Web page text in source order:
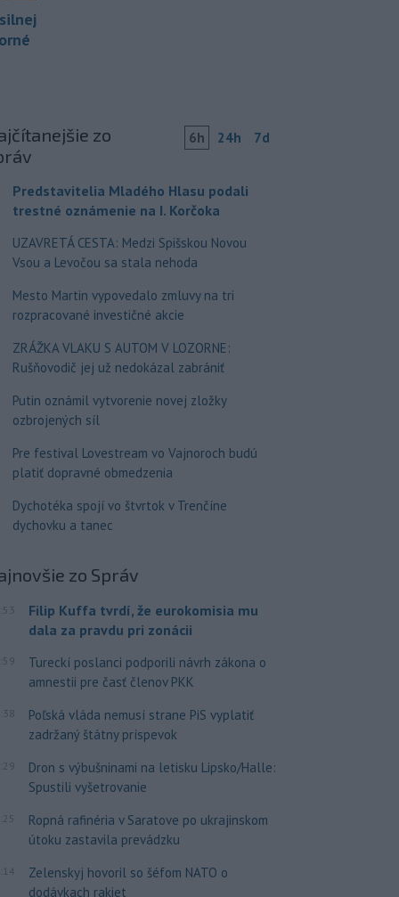
zo
6h 24h 7d
Predstavitelia Mladého Hlasu podali
trestné oznámenie na I. Korčoka
UZAVRETÁ CESTA: Medzi Spišskou Novou
Vsou a Levočou sa stala nehoda
Mesto Martin vypovedalo zmluvy na tri
rozpracované investičné akcie
ZRÁŽKA VLAKU S AUTOM V LOZORNE:
Rušňovodič jej už nedokázal zabrániť
Putin oznámil vytvorenie novej zložky
ozbrojených síl
Pre festival Lovestream vo Vajnoroch budú
platiť dopravné obmedzenia
Dychotéka spojí vo štvrtok v Trenčíne
dychovku a tanec
zo Správ
Filip Kuffa tvrdí, že eurokomisia mu
dala za pravdu pri zonácii
Tureckí poslanci podporili návrh zákona o
amnestii pre časť členov PKK
Poľská vláda nemusí strane PiS vyplatiť
zadržaný štátny príspevok
Dron s výbušninami na letisku Lipsko/Halle:
Spustili vyšetrovanie
Ropná rafinéria v Saratove po ukrajinskom
útoku zastavila prevádzku
Zelenskyj hovoril so šéfom NATO o
dodávkach rakiet